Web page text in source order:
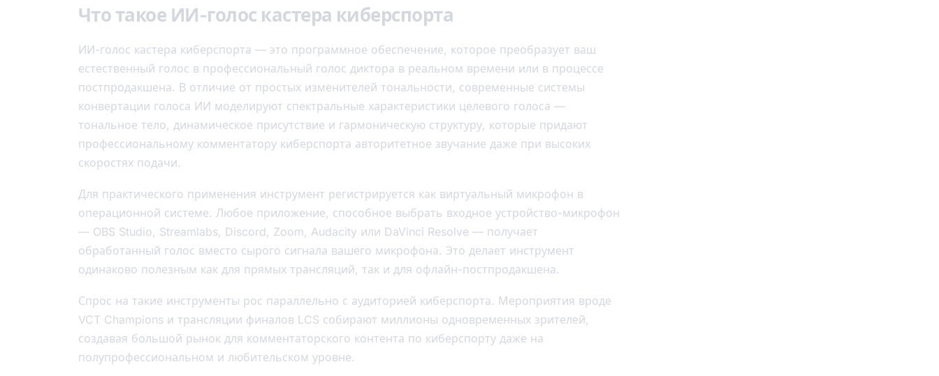
Что такое ИИ-голос кастера киберспорта
ИИ-голос кастера киберспорта — это программное обеспечение, которое преобразует ваш
естественный голос в профессиональный голос диктора в реальном времени или в процессе
постпродакшена. В отличие от простых изменителей тональности, современные системы
конвертации голоса ИИ моделируют спектральные характеристики целевого голоса —
тональное тело, динамическое присутствие и гармоническую структуру, которые придают
профессиональному комментатору киберспорта авторитетное звучание даже при высоких
скоростях подачи.
Для практического применения инструмент регистрируется как виртуальный микрофон в
операционной системе. Любое приложение, способное выбрать входное устройство-микрофон
— OBS Studio, Streamlabs, Discord, Zoom, Audacity или DaVinci Resolve — получает
обработанный голос вместо сырого сигнала вашего микрофона. Это делает инструмент
одинаково полезным как для прямых трансляций, так и для офлайн-постпродакшена.
Спрос на такие инструменты рос параллельно с аудиторией киберспорта. Мероприятия вроде
VCT Champions и трансляции финалов LCS собирают миллионы одновременных зрителей,
создавая большой рынок для комментаторского контента по киберспорту даже на
полупрофессиональном и любительском уровне.